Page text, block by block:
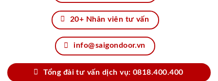
20+ Nhân viên tư vấn
info@saigondoor.vn
Tổng đài tư vấn dịch vụ: 0818.400.400